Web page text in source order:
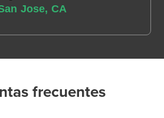
Jose, CA
frecuentes